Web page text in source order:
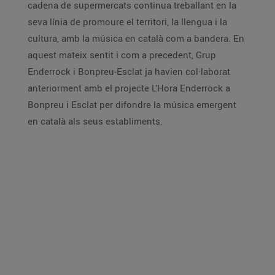
cadena de supermercats continua treballant en la
seva línia de promoure el territori, la llengua i la
cultura, amb la música en català com a bandera. En
aquest mateix sentit i com a precedent, Grup
Enderrock i Bonpreu-Esclat ja havien col·laborat
anteriorment amb el projecte L’Hora Enderrock a
Bonpreu i Esclat per difondre la música emergent
en català als seus establiments.